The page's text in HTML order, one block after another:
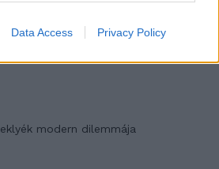
Data Access Privacy Policy
modern dilemmája